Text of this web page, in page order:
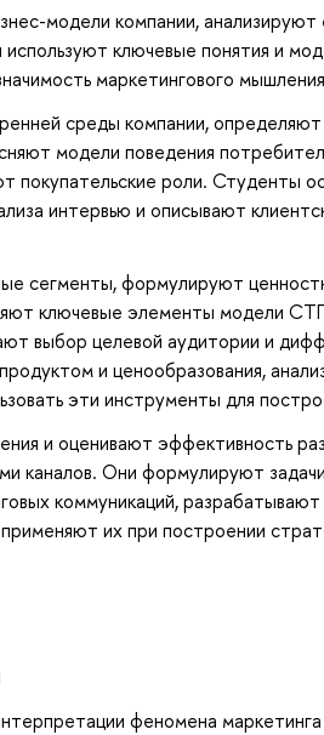
модели компании,
ключевые понятия и
маркетингового
среды компании,
модели поведения
покупательские роли. Студенты
интервью и описывают
сегменты, формулируют
ключевые элементы модели
выбор целевой аудитории и
и ценообразования,
эти инструменты для
и оценивают эффективность
каналов. Они формулируют
коммуникаций,
их при построении
феномена маркетинга